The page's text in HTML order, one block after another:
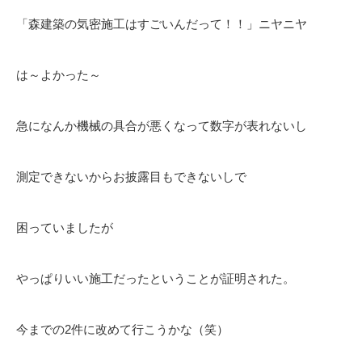
「森建築の気密施工はすごいんだって！！」ニヤニヤ
は～よかった～
急になんか機械の具合が悪くなって数字が表れないし
測定できないからお披露目もできないしで
困っていましたが
やっぱりいい施工だったということが証明された。
今までの2件に改めて行こうかな（笑）